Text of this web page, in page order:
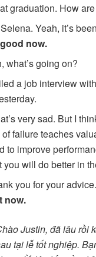
graduation. How
Yeah, it’s
now.
what’s going on?
a job interview
very sad. But I
failure teaches
to improve
you will do better in
you for your
now.
Justin, đã lâu rồi
tại lễ tốt nghiệp.